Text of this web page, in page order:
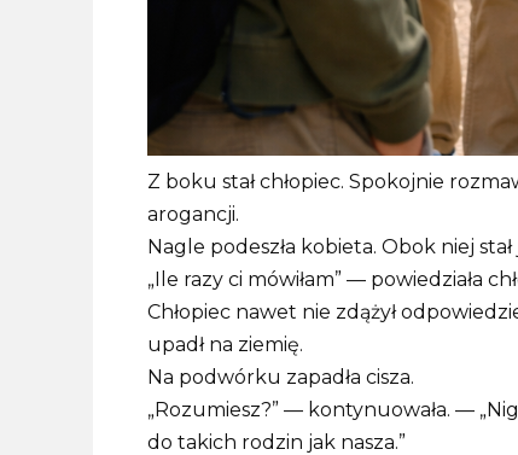
Z boku stał chłopiec. Spokojnie
arogancji.
Nagle podeszła kobieta. Obok niej
„Ile razy ci mówiłam” — powiedziała
Chłopiec nawet nie zdążył
upadł na ziemię.
Na podwórku zapadła cisza.
„Rozumiesz?” — kontynuowała. —
do takich rodzin jak nasza.”